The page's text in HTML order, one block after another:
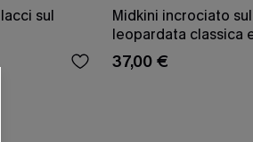
sul
Midkini incrociato
leopardata classica
37,00 €